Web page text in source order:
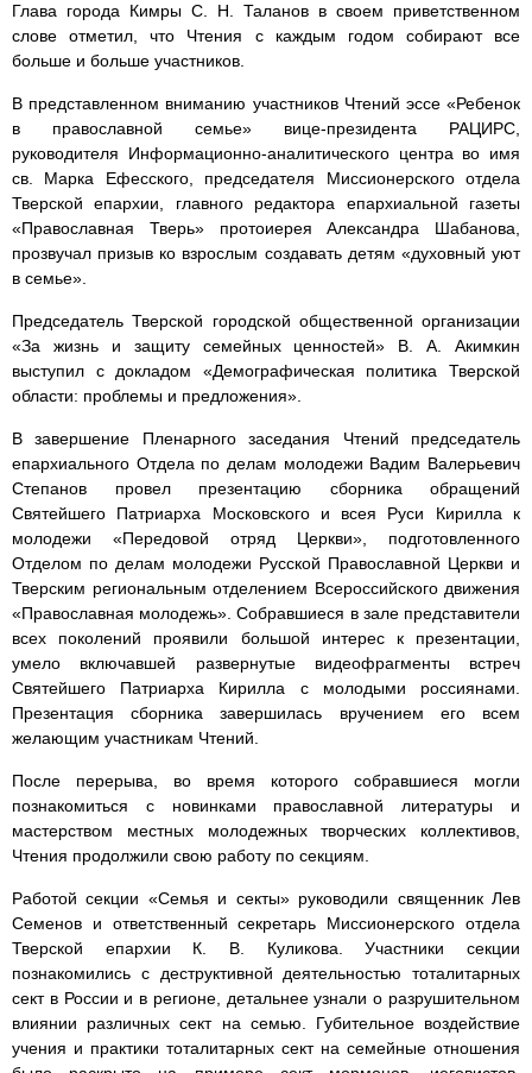
Глава города Кимры С. Н. Таланов в своем приветственном
слове отметил, что Чтения с каждым годом собирают все
больше и больше участников.
В представленном вниманию участников Чтений эссе «Ребенок
в православной семье» вице-президента РАЦИРС,
руководителя Информационно-аналитического центра во имя
св. Марка Ефесского, председателя Миссионерского отдела
Тверской епархии, главного редактора епархиальной газеты
«Православная Тверь» протоиерея Александра Шабанова,
прозвучал призыв ко взрослым создавать детям «духовный уют
в семье».
Председатель Тверской городской общественной организации
«За жизнь и защиту семейных ценностей» В. А. Акимкин
выступил с докладом «Демографическая политика Тверской
области: проблемы и предложения».
В завершение Пленарного заседания Чтений председатель
епархиального Отдела по делам молодежи Вадим Валерьевич
Степанов провел презентацию сборника обращений
Святейшего Патриарха Московского и всея Руси Кирилла к
молодежи «Передовой отряд Церкви», подготовленного
Отделом по делам молодежи Русской Православной Церкви и
Тверским региональным отделением Всероссийского движения
«Православная молодежь». Собравшиеся в зале представители
всех поколений проявили большой интерес к презентации,
умело включавшей развернутые видеофрагменты встреч
Святейшего Патриарха Кирилла с молодыми россиянами.
Презентация сборника завершилась вручением его всем
желающим участникам Чтений.
После перерыва, во время которого собравшиеся могли
познакомиться с новинками православной литературы и
мастерством местных молодежных творческих коллективов,
Чтения продолжили свою работу по секциям.
Работой секции «Семья и секты» руководили священник Лев
Семенов и ответственный секретарь Миссионерского отдела
Тверской епархии К. В. Куликова. Участники секции
познакомились с деструктивной деятельностью тоталитарных
сект в России и в регионе, детальнее узнали о разрушительном
влиянии различных сект на семью. Губительное воздействие
учения и практики тоталитарных сект на семейные отношения